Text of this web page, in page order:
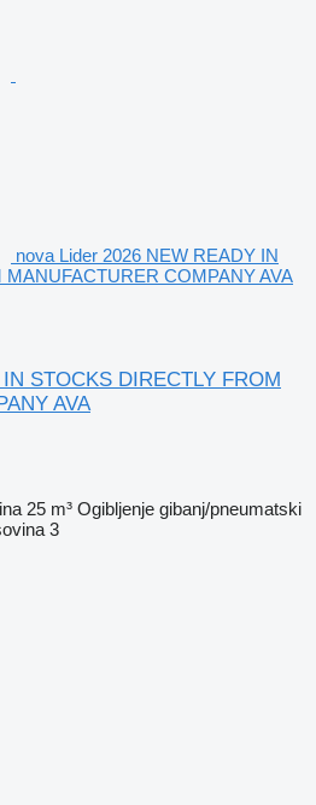
nova Lider 2026 NEW READY IN
COMPANY AVA
STOCKS DIRECTLY FROM
AVA
25 m³ Ogibljenje gibanj/pneumatski
3